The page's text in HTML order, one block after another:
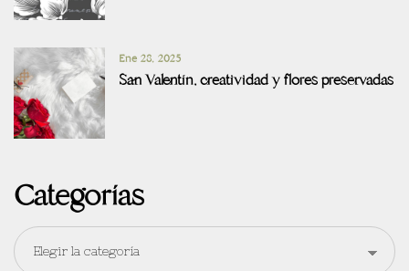
Ene 28, 2025
San Valentín, creatividad y flores preservadas
Categorías